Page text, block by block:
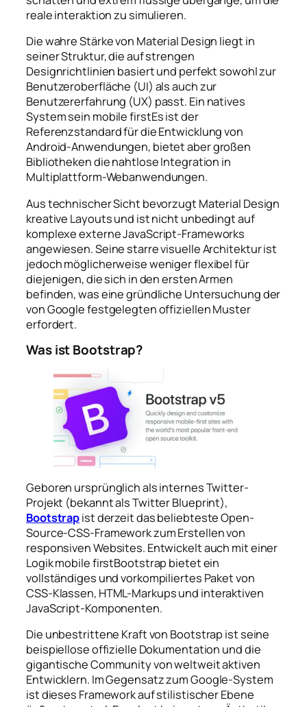
reale interaktion zu simulieren.
Die wahre Stärke von Material Design liegt in
seiner Struktur, die auf strengen
Designrichtlinien basiert und perfekt sowohl zur
Benutzeroberfläche (UI) als auch zur
Benutzererfahrung (UX) passt. Ein natives
System sein mobile firstEs ist der
Referenzstandard für die Entwicklung von
Android-Anwendungen, bietet aber großen
Bibliotheken die nahtlose Integration in
Multiplattform-Webanwendungen.
Aus technischer Sicht bevorzugt Material Design
kreative Layouts und ist nicht unbedingt auf
komplexe externe JavaScript-Frameworks
angewiesen. Seine starre visuelle Architektur ist
jedoch möglicherweise weniger flexibel für
diejenigen, die sich in den ersten Armen
befinden, was eine gründliche Untersuchung der
von Google festgelegten offiziellen Muster
erfordert.
Was ist Bootstrap?
Geboren ursprünglich als internes Twitter-
Projekt (bekannt alsTwitter Blueprint),
Bootstrapist derzeit das beliebteste Open-
Source-CSS-Framework zum Erstellen von
responsiven Websites. Entwickelt auch mit einer
Logikmobile firstBootstrap bietet ein
vollständiges und vorkompiliertes Paket von
CSS-Klassen, HTML-Markups und interaktiven
JavaScript-Komponenten.
Die unbestrittene Kraft von Bootstrap ist seine
beispiellose offizielle Dokumentation und die
gigantische Community von weltweit aktiven
Entwicklern. Im Gegensatz zum Google-System
ist dieses Framework auf stilistischer Ebene